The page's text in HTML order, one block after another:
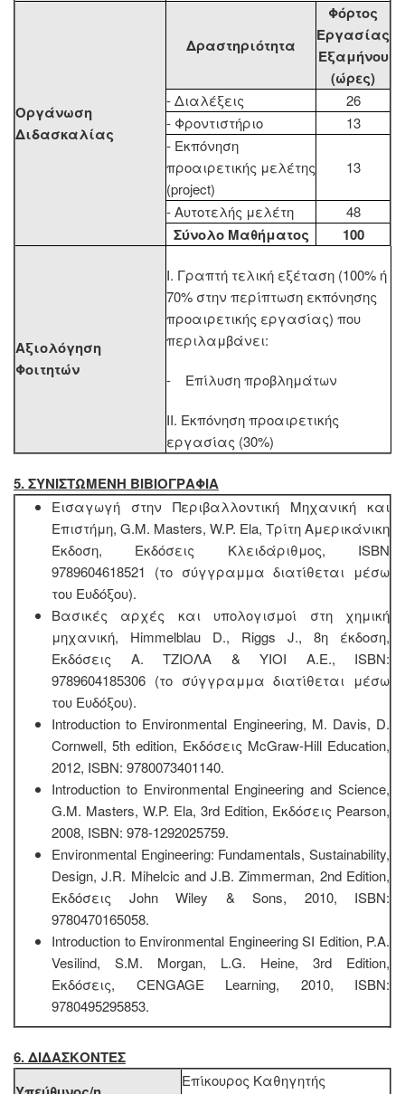
Οργάνωση
Διδασκαλίας
Δραστηριότητα
Φόρτος
Εργασίας
Εξαμήνου
(ώρες)
- Διαλέξεις
26
- Φροντιστήριο
13
- Εκπόνηση
προαιρετικής μελέτης
(project)
13
- Αυτοτελής μελέτη 48
Σύνολο Μαθήματος 100
Αξιολόγηση
Φοιτητών
Ι. Γραπτή τελική εξέταση (100% ή
70% στην περίπτωση εκπόνησης
προαιρετικής εργασίας) που
περιλαμβάνει:
- Επίλυση προβλημάτων
ΙΙ. Εκπόνηση προαιρετικής
εργασίας (30%)
5. ΣΥΝΙΣΤΩΜΕΝΗ ΒΙΒΙΟΓΡΑΦΙΑ
Εισαγωγή στην Περιβαλλοντική Μηχανική και
Επιστήμη, G.M. Masters, W.P. Ela, Τρίτη Αμερικάνικη
Έκδοση, Εκδόσεις Κλειδάριθμος, ISBN
9789604618521 (το σύγγραμμα διατίθεται μέσω
του Ευδόξου).
Βασικές αρχές και υπολογισμοί στη χημική
μηχανική, Himmelblau D., Riggs J., 8η έκδοση,
Εκδόσεις Α. ΤΖΙΟΛΑ & ΥΙΟΙ Α.Ε., ISBN:
9789604185306 (το σύγγραμμα διατίθεται μέσω
του Ευδόξου).
Introduction to Environmental Engineering, M. Davis, D.
Cornwell, 5th edition, Εκδόσεις McGraw-Hill Education,
2012, ISBN: 9780073401140.
Introduction to Environmental Engineering and Science,
G.M. Masters, W.P. Ela, 3rd Edition, Εκδόσεις Pearson,
2008, ISBN: 978-1292025759.
Environmental Engineering: Fundamentals, Sustainability,
Design, J.R. Mihelcic and J.B. Zimmerman, 2nd Edition,
Εκδόσεις John Wiley & Sons, 2010, ISBN:
9780470165058.
Introduction to Environmental Engineering SI Edition, P.A.
Vesilind, S.M. Morgan, L.G. Heine, 3rd Edition,
Εκδόσεις, CENGAGE Learning, 2010, ISBN:
9780495295853.
6. ΔΙΔΑΣΚΟΝΤΕΣ
Επίκουρος Καθηγητής